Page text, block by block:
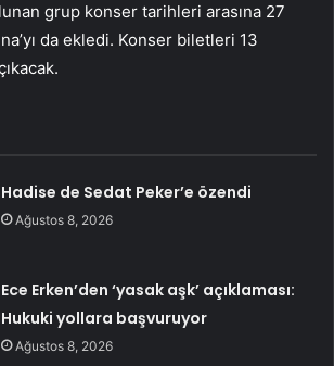
grup konser tarihleri arasına 27
da ekledi. Konser biletleri 13
Hadise de Sedat Peker’e özendi
Ağustos 8, 2026
Ece Erken’den ‘yasak aşk’ açıklaması:
Hukuki yollara başvuruyor
Ağustos 8, 2026